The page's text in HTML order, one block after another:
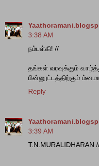
3:38 AM
நம்பள்கி! //
தங்கள் வரவுக்கும்
பின்னூட்டத்திற்கும்
Reply
3:39 AM
T.N.MURALIDHARAN